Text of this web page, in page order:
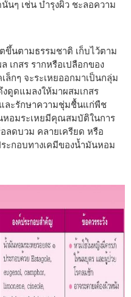
ๆ เช่น บำรุงผิว ชะลอความ
นตามธรรมชาติ เก็บไว้ตาม
เกสร รากหรือเปลือกของ
ล็กๆ จะระเหยออกมาเป็นกลุ่ม
ดูดแมลงให้มาผสมเกสร
ละรักษาความชุ่มชื้นแก่พืช
อมระเหยมีคุณสมบัติในการ
ลดบวม คลายเครียด หรือ
ะกอบทางเคมีของน้ำมันหอม